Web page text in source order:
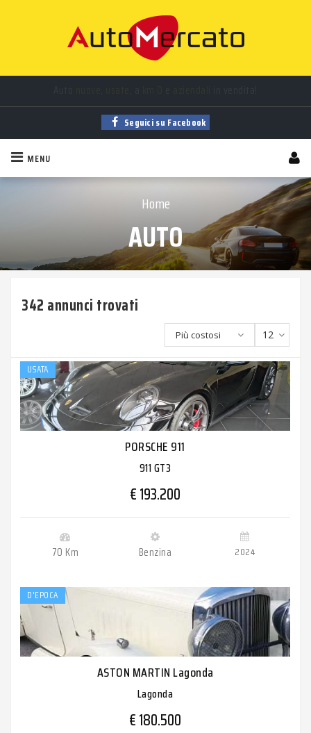
Seguici su Facebook
MENU
Home
AUTO
342 annunci trovati
12
Più costosi
USATA
PORSCHE 911
911 GT3
€ 193.200
70 Km Benzina 2024
D'EPOCA
ASTON MARTIN Lagonda
Lagonda
€ 180.500